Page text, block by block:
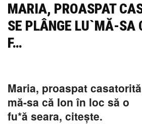
MARIA, PROASPAT
SE PLÂNGE LU`MĂ-SA
F…
Maria, proaspat
mă-sa că Ion în loc să o
fu*ă seara, citește.